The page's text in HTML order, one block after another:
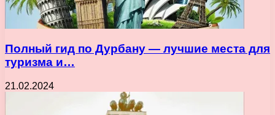
Полный гид по Дурбану — лучшие места для
туризма и…
21.02.2024